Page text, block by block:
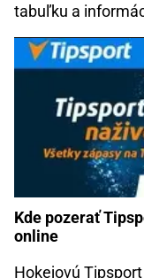
tabuľku a
Kde pozerať
online
Hokejovú